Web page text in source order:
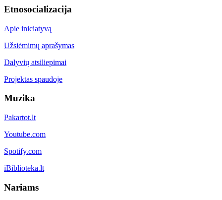
Etnosocializacija
Apie iniciatyvą
Užsiėmimų aprašymas
Dalyvių atsiliepimai
Projektas spaudoje
Muzika
Pakartot.lt
Youtube.com
Spotify.com
iBiblioteka.lt
Nariams